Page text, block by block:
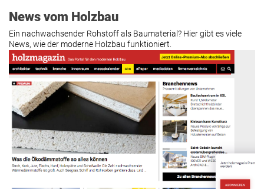
News vom Holzbau
Ein nachwachsender Rohstoff als Baumaterial? Hier gibt es viele
News, wie der moderne Holzbau funktioniert.